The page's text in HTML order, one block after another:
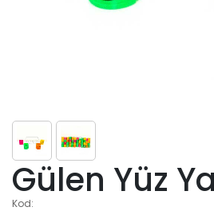
Gülen Yüz
Kod: